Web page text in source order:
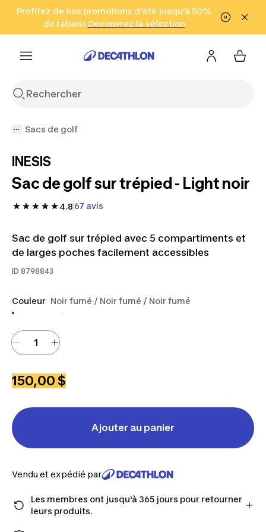
Aller à la recherche Aller au contenu Aller au pied de
Profitez de nos promotions d'été jusqu'à 50%
de rabais! Découvrez la sélection
Cliquez ici
en seulement 2 h!
(Zones sélectionnées)
Sacs de golf
INESIS
Sac de golf sur trépied - Light noir
4.8 67 avis
Sac de golf sur trépied avec 5 compartiments et
de larges poches facilement accessibles
ID 8798843
Couleur Noir fumé / Noir fumé / Noir fumé
150,00 $
Ajouter au panier
Vendu et expédié par
Les membres ont jusqu'à 365 jours pour retourner
leurs produits.